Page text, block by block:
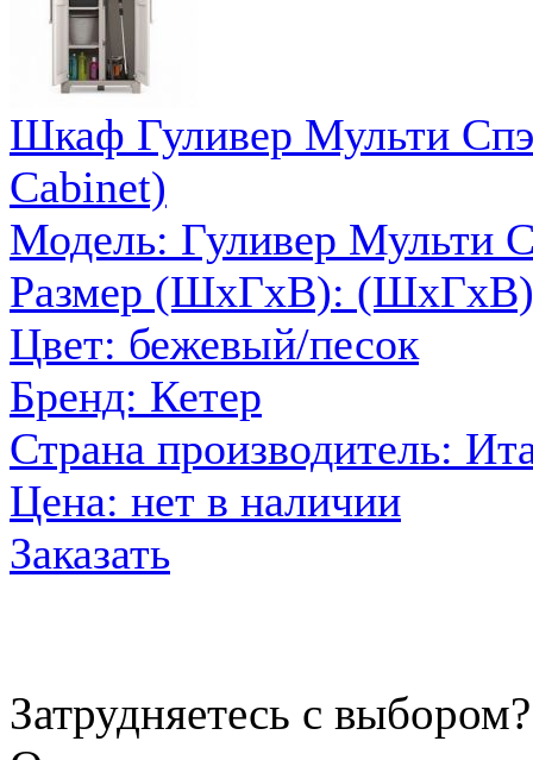
Шкаф Гуливер Мульти
Cabinet)
Модель: Гуливер Мульти
Размер (ШxГxВ):
Цвет: бежевый/песок
Бренд: Кетер
Страна производитель:
Цена: нет в наличии
Заказать
Затрудняетесь с выбором?